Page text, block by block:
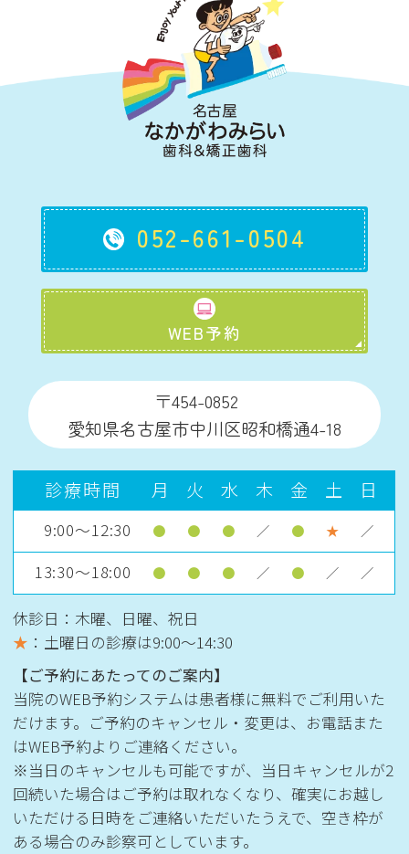
052-661-0504
WEB予約
〒454-0852
愛知県名古屋市中川区昭和橋通4-18
診療時間 月 火 水 木 金 土 日
9:00～12:30 ● ● ● ／ ● ★ ／
13:30～18:00 ● ● ● ／ ● ／ ／
休診日：木曜、日曜、祝日
★ ：土曜日の診療は9:00〜14:30
【ご予約にあたってのご案内】
当院のWEB予約システムは患者様に無料でご利用いた
だけます。ご予約のキャンセル・変更は、お電話また
はWEB予約よりご連絡ください。
※当日のキャンセルも可能ですが、当日キャンセルが2
回続いた場合はご予約は取れなくなり、確実にお越し
いただける日時をご連絡いただいたうえで、空き枠が
ある場合のみ診察可としています。